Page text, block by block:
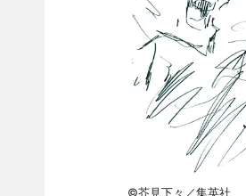
©芥見下々／集英社